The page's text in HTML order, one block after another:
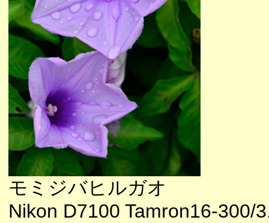
モミジバヒルガオ
Nikon D7100 Tamron16-300/